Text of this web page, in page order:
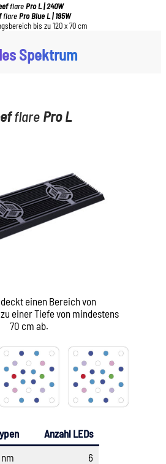
flarePro L | 240W
flarePro Blue L | 195W
bis zu 120 x 70 cm
Spektrum
flare Pro L
einen Bereich von
einer Tiefe von mindestens
70 cm ab.
Anzahl LEDs
6